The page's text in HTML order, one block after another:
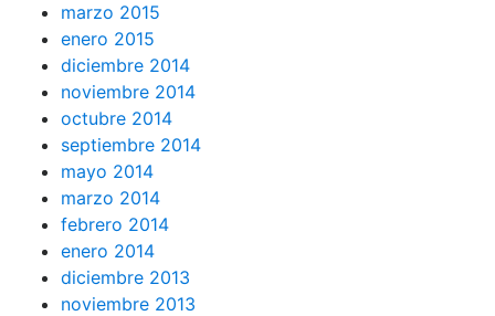
marzo 2015
enero 2015
diciembre 2014
noviembre 2014
octubre 2014
septiembre 2014
mayo 2014
marzo 2014
febrero 2014
enero 2014
diciembre 2013
noviembre 2013